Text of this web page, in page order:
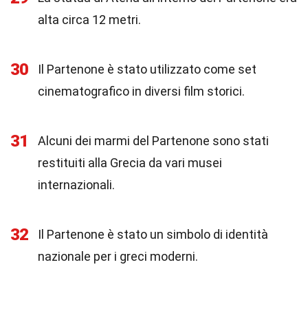
alta circa 12 metri.
30
Il Partenone è stato utilizzato come set
cinematografico in diversi film storici.
31
Alcuni dei marmi del Partenone sono stati
restituiti alla Grecia da vari musei
internazionali.
32
Il Partenone è stato un simbolo di identità
nazionale per i greci moderni.